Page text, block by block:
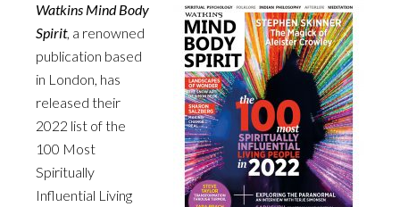
Watkins Mind Body
Spirit, a renowned
publication based
in London, has
released their
2022 list of the
100 Most
Spiritually
Influential Living